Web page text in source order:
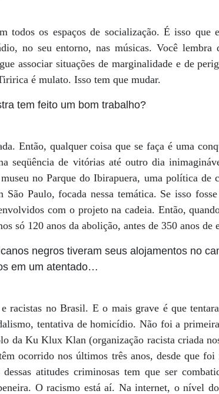
todos os espaços de socialização. É isso que
no seu entorno, nas músicas. Você lembra
associar situações de marginalidade e de
é mulato. Isso tem que mudar.
tem feito um bom trabalho?
Então, qualquer coisa que se faça é uma
seqüência de vitórias até outro dia
no Parque do Ibirapuera, uma política de
São Paulo, focada nessa temática. Se isso
com o projeto na cadeia. Então,
só 120 anos da abolição, antes de 350 anos de
negros tiveram seus alojamentos no
em um atentado…
racistas no Brasil. E o mais grave é que
tentativa de homicídio. Não foi a
da Ku Klux Klan (organização racista criada
ocorrido nos últimos três anos, desde que
atitudes criminosas tem que ser
O racismo está aí. Na internet, o nível